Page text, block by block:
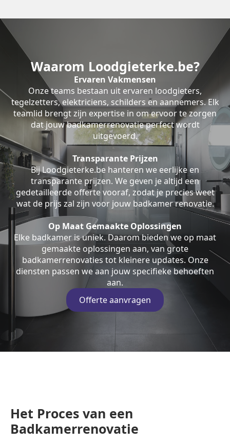
Waarom Loodgieterke.be?
Ervaren Vakmensen
Onze teams bestaan uit ervaren loodgieters,
tegelzetters, elektriciens, schilders en aannemers. Elk
teamlid brengt zijn expertise in om ervoor te zorgen
dat jouw badkamerrenovatie perfect wordt
uitgevoerd.
Transparante Prijzen
Bij Loodgieterke.be hanteren we eerlijke en
transparante prijzen. We geven je altijd een
gedetailleerde offerte vooraf, zodat je precies weet
wat de prijs zal zijn voor jouw badkamer renovatie.
Op Maat Gemaakte Oplossingen
Elke badkamer is uniek. Daarom bieden we op maat
gemaakte oplossingen aan, van grote
badkamerrenovaties tot kleinere updates. Onze
diensten passen we aan jouw specifieke behoeften
aan.
Offerte aanvragen
Het Proces van een
Badkamerrenovatie